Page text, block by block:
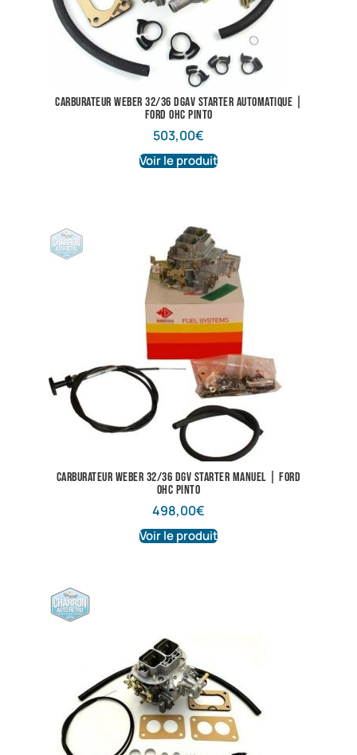
Carburateur Weber 32/36 DGAV starter automatique |
Ford OHC Pinto
503,00€
Voir le produit
Carburateur Weber 32/36 DGV starter manuel | Ford
OHC Pinto
498,00€
Voir le produit